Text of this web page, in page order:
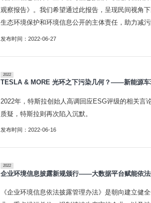
观察报告》。我们希望通过此报告，呈现民间视角
生态环境保护和环境信息公开的主体责任，助力减
发布时间：2022-06-27
2022
TESLA & MORE 光环之下污染几何？——新能源车
2022年，特斯拉创始人高调回应ESG评级的相关
质疑，特斯拉则再次陷入沉默。
发布时间：2022-06-16
2022
企业环境信息披露新规颁行——大数据平台赋能依
《企业环境信息依法披露管理办法》是朝向建立健